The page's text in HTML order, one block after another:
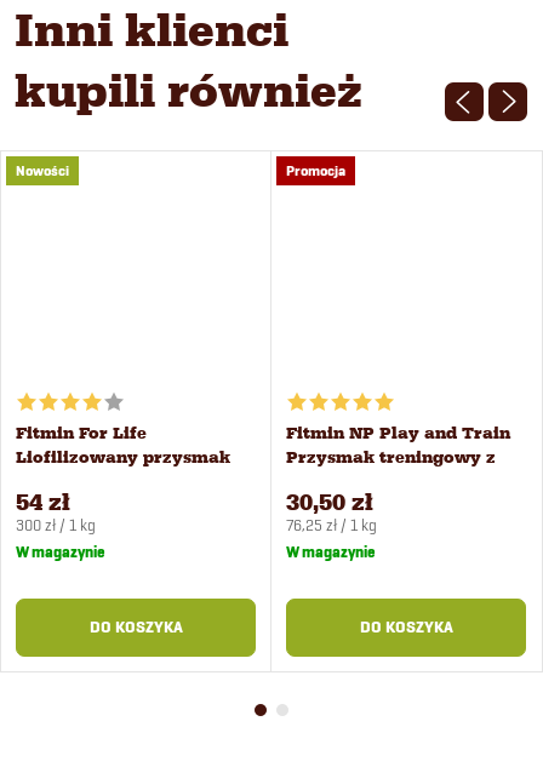
Inni klienci
kupili również
Nowości
Fitmin For Life
Liofilizowany przysmak
multipack 6 szt
54 zł
Cena
jednostkowa:
300 zł / 1 kg
W magazynie
DO KOSZYKA
Promocja
Fitmin NP Play and Train
Przysmak treningowy z
g
30,50 zł
Cena
jednostkowa:
76,25 zł / 1 kg
W magazynie
DO KOSZYKA